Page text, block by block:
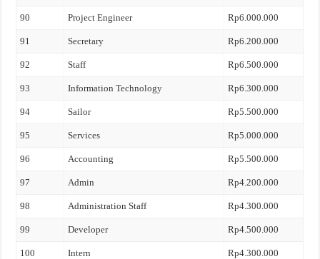
90 Project Engineer Rp6.000.000
91 Secretary Rp6.200.000
92 Staff Rp6.500.000
93 Information Technology Rp6.300.000
94 Sailor Rp5.500.000
95 Services Rp5.000.000
96 Accounting Rp5.500.000
97 Admin Rp4.200.000
98 Administration Staff Rp4.300.000
99 Developer Rp4.500.000
100 Intern Rp4.300.000